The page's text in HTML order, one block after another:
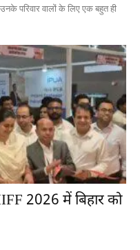
परिवार वालों के लिए एक बहुत ही
2026 में बिहार को